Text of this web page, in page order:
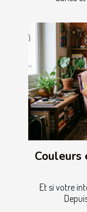
Couleurs
Et si votre